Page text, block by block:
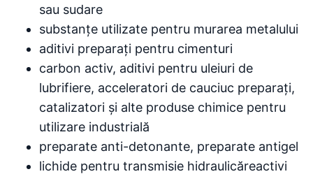
sau sudare
substanțe utilizate pentru murarea metalului
aditivi preparați pentru cimenturi
carbon activ, aditivi pentru uleiuri de
lubrifiere, acceleratori de cauciuc preparați,
catalizatori și alte produse chimice pentru
utilizare industrială
preparate anti-detonante, preparate antigel
lichide pentru transmisie hidraulicăreactivi